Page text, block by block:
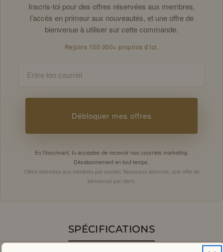
Inscris-toi pour des offres réservées aux membres,
l’accès en primeur aux nouveautés, et une offre de
bienvenue à utiliser sur cette commande.
Rejoins 150 000+ proprios d’ici.
Débloquer mes offres
En t’inscrivant, tu acceptes de recevoir nos courriels marketing.
Désabonnement en tout temps.
Offres réservées aux membres par courriel. Nouveaux abonnés, une offre de
bienvenue par client.
SPÉCIFICATIONS